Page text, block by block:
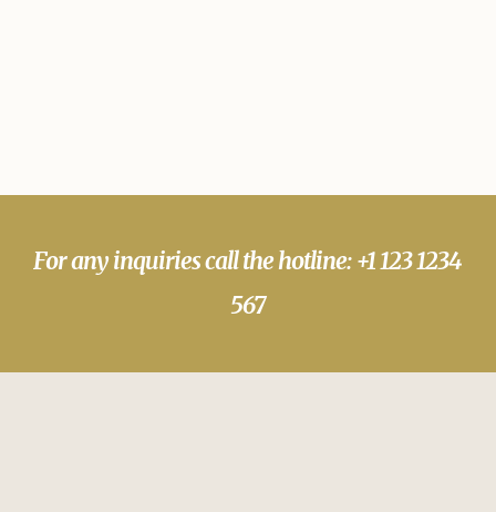
For any inquiries call the hotline: +1 123 1234
567